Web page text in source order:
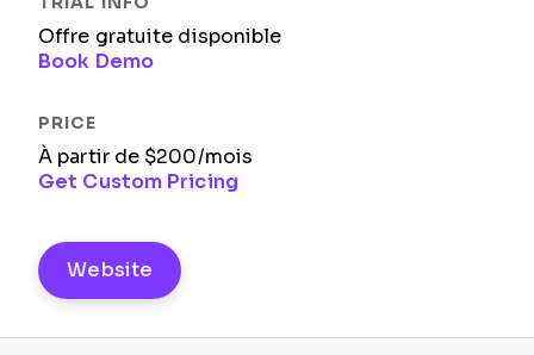
Offre gratuite disponible
Book Demo
À partir de $200/mois
Get Custom Pricing
Website